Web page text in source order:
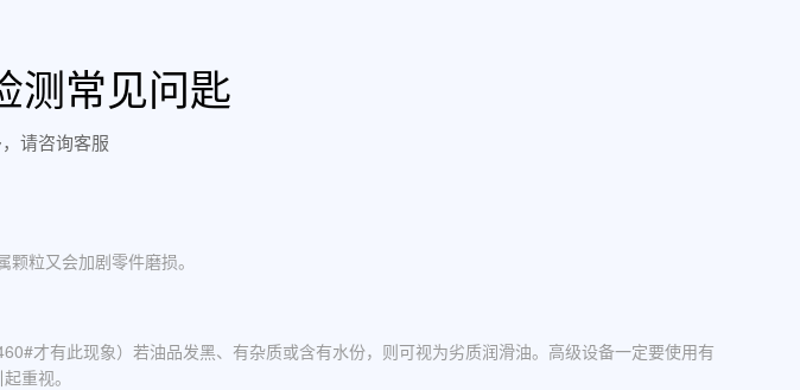
测常见问匙
请咨询客服
粒又会加剧零件磨损。
才有此现象）若油品发黑、有杂质或含有水份，则可视为劣质润滑油。高级设备一定要使用有
重视。